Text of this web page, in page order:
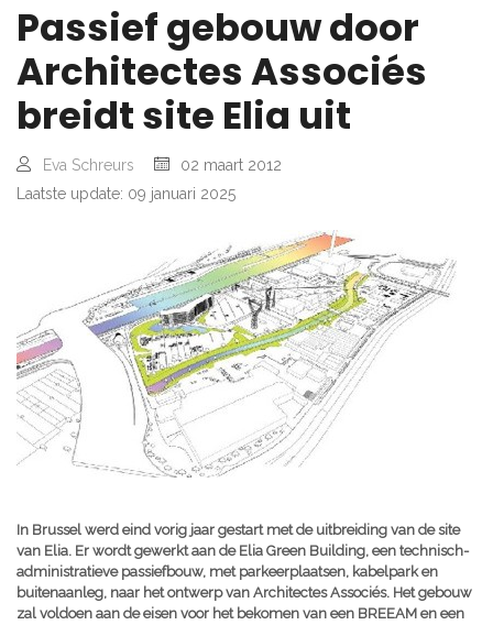
Passief gebouw door
Architectes Associés
breidt site Elia uit
Eva Schreurs
02 maart 2012
Laatste update: 09 januari 2025
In Brussel werd eind vorig jaar gestart met de uitbreiding van de site
van Elia. Er wordt gewerkt aan de Elia Green Building, een technisch-
administratieve passiefbouw, met parkeerplaatsen, kabelpark en
buitenaanleg, naar het ontwerp van Architectes Associés. Het gebouw
zal voldoen aan de eisen voor het bekomen van een BREEAM en een